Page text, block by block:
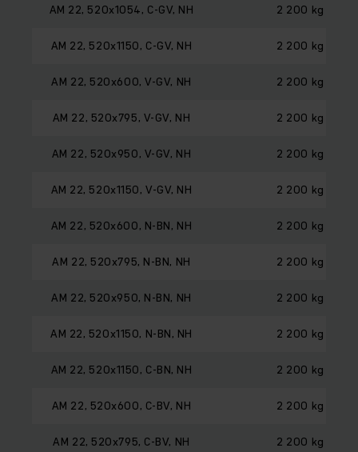
AM 22, 520x1054, C-GV, NH 2 200 kg
AM 22, 520x1150, C-GV, NH 2 200 kg
AM 22, 520x600, V-GV, NH 2 200 kg
AM 22, 520x795, V-GV, NH 2 200 kg
AM 22, 520x950, V-GV, NH 2 200 kg
AM 22, 520x1150, V-GV, NH 2 200 kg
AM 22, 520x600, N-BN, NH 2 200 kg
AM 22, 520x795, N-BN, NH 2 200 kg
AM 22, 520x950, N-BN, NH 2 200 kg
AM 22, 520x1150, N-BN, NH 2 200 kg
AM 22, 520x1150, C-BN, NH 2 200 kg
AM 22, 520x600, C-BV, NH 2 200 kg
AM 22, 520x795, C-BV, NH 2 200 kg